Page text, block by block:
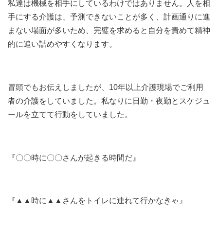
私達は機械を相手にしているわけではありません。人を相
手にする介護は、予測できないことが多く、計画通りに進
まない場面が多いため、完璧を求めると自分を責めて精神
的に追い詰めやすくなります。
冒頭でもお伝えしましたが、10年以上介護現場でご利用
者の介護をしていました。私なりに日勤・夜勤とスケジュ
ールを立てて行動をしていました。
『〇〇時に〇〇さんが起きる時間だ』
『▲▲時に▲▲さんをトイレに連れて行かなきゃ』